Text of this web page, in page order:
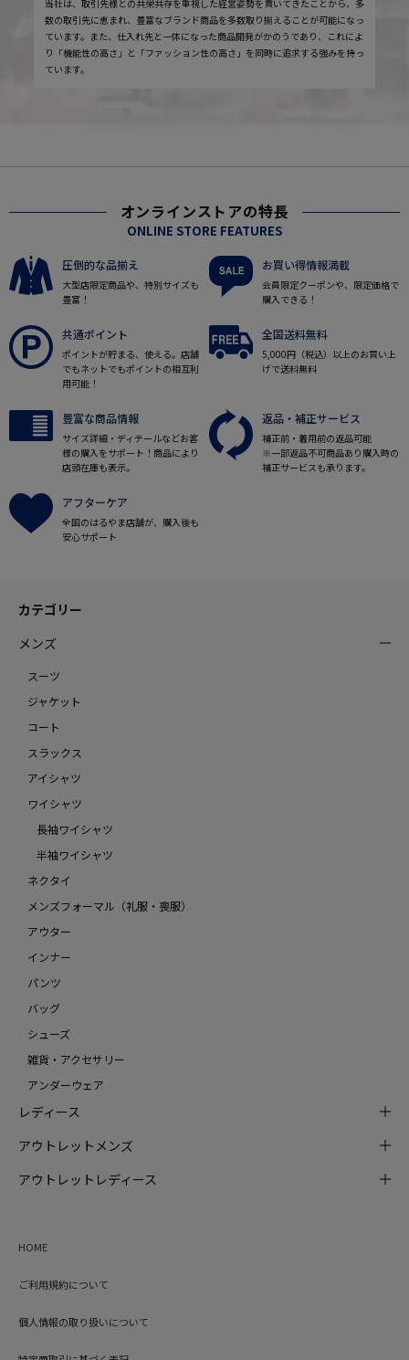
当社は、取引先様との共栄共存を重視した経営姿勢を貫いてきたことから、多
数の取引先に恵まれ、豊富なブランド商品を多数取り揃えることが可能になっ
ています。また、仕入れ先と一体になった商品開発がかのうであり、これによ
り「機能性の高さ」と「ファッション性の高さ」を同時に追求する強みを持っ
ています。
オンラインストアの特長
ONLINE STORE FEATURES
圧倒的な品揃え
大型店限定商品や、特別サイズも
豊富！
お買い得情報満載
会員限定クーポンや、限定価格で
購入できる！
共通ポイント
ポイントが貯まる、使える。店舗
でもネットでもポイントの相互利
用可能！
全国送料無料
5,000円（税込）以上のお買い上
げで送料無料
豊富な商品情報
サイズ詳細・ディテールなどお客
様の購入をサポート！商品により
店頭在庫も表示。
返品・補正サービス
補正前・着用前の返品可能
※一部返品不可商品あり購入時の
補正サービスも承ります。
アフターケア
全国のはるやま店舗が、購入後も
安心サポート
カテゴリー
メンズ
スーツ
ジャケット
コート
スラックス
アイシャツ
ワイシャツ
長袖ワイシャツ
半袖ワイシャツ
ネクタイ
メンズフォーマル（礼服・喪服）
アウター
インナー
パンツ
バッグ
シューズ
雑貨・アクセサリー
アンダーウェア
レディース
アウトレットメンズ
アウトレットレディース
HOME
ご利用規約について
個人情報の取り扱いについて